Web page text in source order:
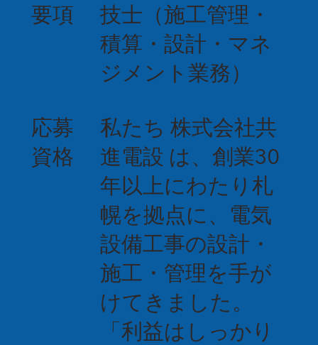
要項
技士（施工管理・
積算・設計・マネ
ジメント業務）
応募
資格
私たち 株式会社共
進電設 は、創業30
年以上にわたり札
幌を拠点に、電気
設備工事の設計・
施工・管理を手が
けてきました。
「利益はしっかり